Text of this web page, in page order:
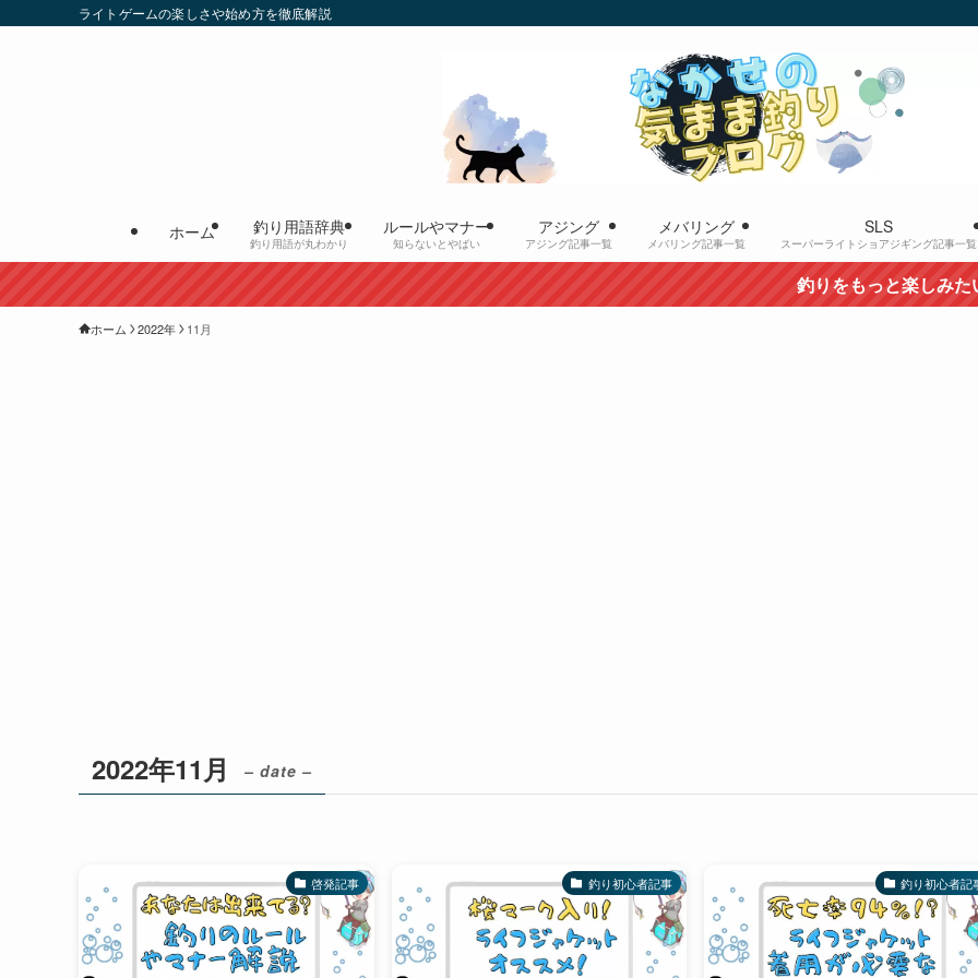
ライトゲームの楽しさや始め方を徹底解説
ホーム 釣り用語辞典
釣り用語が丸わかり
ルールやマナー
知らないとやばい
アジング
アジング記事一覧
メバリング
メバリング記事一覧
SLS
スーパーライトショアジギング記事一覧
釣りをもっと楽しみたいなら＼こ
ホーム 2022年 11月
2022年11月 – date –
啓発記事 釣り初心者記事 釣り初心者記